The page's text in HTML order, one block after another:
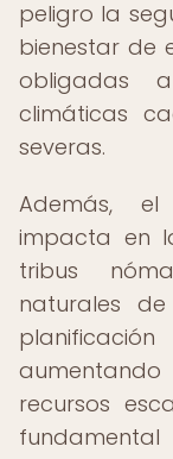
peligro la
bienestar de
obligadas
climáticas
severas.
Además,
impacta en
tribus
naturales
recursos